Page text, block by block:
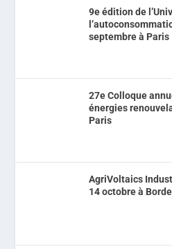
9e édition de
septembre à Paris
27e Colloque
énergies
Paris
AgriVoltaics
14 octobre à